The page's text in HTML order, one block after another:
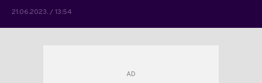
21.06.2023. / 13:54